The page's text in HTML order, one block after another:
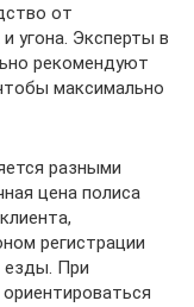
от
угона. Эксперты в
рекомендуют
максимально
разными
цена полиса
регистрации
езды. При